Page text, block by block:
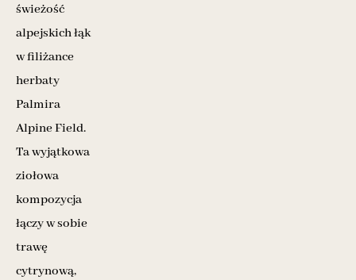
świeżość
alpejskich łąk
w filiżance
herbaty
Palmira
Alpine Field.
Ta wyjątkowa
ziołowa
kompozycja
łączy w sobie
trawę
cytrynową,